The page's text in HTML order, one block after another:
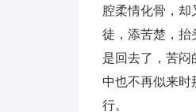
腔柔情化骨，却
徒，添苦楚，抬
是回去了，苦闷
中也不再似来时
行。